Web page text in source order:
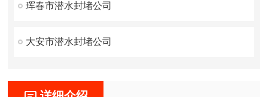
珲春市潜水封堵公司
大安市潜水封堵公司